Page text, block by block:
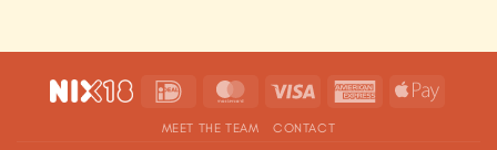
IDeal MasterCardVisa
AmericanApple
MEET THE TEAM CONTACT